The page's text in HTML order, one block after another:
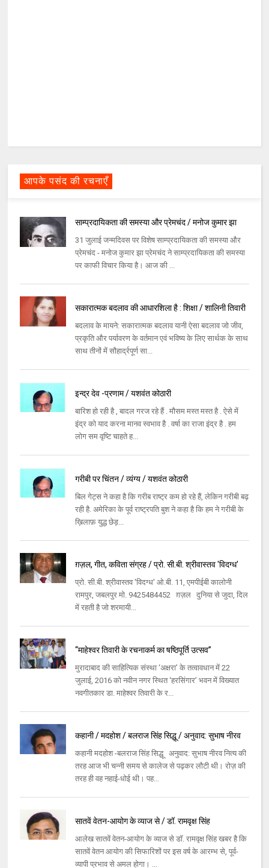
आपके पसंद की रचनाएँ
साम्प्रदायिकता की समस्या और प्रेमचंद / मनोज कुमार झा
31 जुलाई जन्मदिवस पर विशेष साम्प्रदायिकता की समस्या और
प्रेमचंद - मनोज कुमार झा प्रेमचंद ने साम्प्रदायिकता की समस्या
पर काफी विचार किया है। आज की ...
सकारात्मक बदलाव की आधारशिला है : शिक्षा / शालिनी तिवारी
बदलाव के मायने: सकारात्मक बदलाव यानी ऐसा बदलाव जो जीव,
प्रकृति और पर्यावरण के वर्तमान एवं भविष्य के लिए सार्थक के साथ
साथ तीनों में सौहार्द्रपूर्ण सा...
इन्द्र देव -प्रणाम / यशवंत कोठारी
बारिश हो रही है , बादल गरज रहे हैं . मौसम मस्त मस्त है . ऐसे में
इंद्र को याद करना मानव स्वभाव है . वर्षा का राजा इंद्र है . हम
लोग सम वृष्टि चाहते ह...
गरीबी पर चिंतन / व्यंग्य / यशवंत कोठारी
बिल गेट्स ने कहा है कि गरीब राष्ट्र कम हो रहे हैं, लेकिन गरीबी बढ़
रही है. अमेरिका के पूर्व राष्ट्रपति बुश ने कहा है कि हम ने गरीबी के
ख़िलाफ़ युद्ध छेड़...
ग़ज़ल, गीत, कविता संग्रह / प्रो. सी.बी. श्रीवास्तव 'विदग्ध'
प्रो. सी.बी. श्रीवास्तव 'विदग्ध' ओ.बी. 11, एमपीईबी कालोनी
रामपुर, जबलपुर मो. 9425484452 ग़ज़ल दुनिया से जुदा, दिल
में रहती है जो शरमायी...
‘‘माहेश्वर तिवारी के रचनाकर्म का षष्ठिपूर्ति उत्सव’’
मुरादाबाद की साहित्यिक संस्था ‘अक्षरा’ के तत्वावधान में 22
जुलाई, 2016 को नवीन नगर स्थित ‘हरसिंगार’ भवन में विख्यात
नवगीतकार डा. माहेश्वर तिवारी के र...
कहानी / मदहोश / बलराज सिंह सिद्धू / अनुवाद: सुभाष नीरव
कहानी मदहोश -बलराज सिंह सिद्धू अनुवाद: सुभाष नीरव नित्य की
तरह आज भी चन्नी समय से कालेज से पढ़कर लौटी थी। रोज़ की
तरह ही वह नहाई-धोई थी। पह...
सातवें वेतन-आयोग के व्याज से / डॉ. रामवृक्ष सिंह
आलेख सातवें वेतन-आयोग के व्याज से डॉ. रामवृक्ष सिंह खबर है कि
सातवें वेतन आयोग की सिफारिशों पर इस वर्ष के आरम्भ से, पूर्व-
व्यापी प्रभाव से अमल होगा। ...